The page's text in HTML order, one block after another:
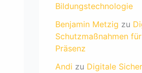
Bildungstechnologie
Benjamin Metzig zu
Schutzmaßnahmen
Präsenz
Andi zu Digitale